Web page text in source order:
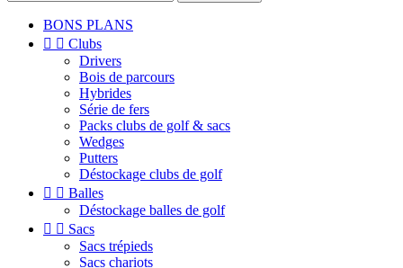
BONS PLANS
  Clubs
Drivers
Bois de parcours
Hybrides
Série de fers
Packs clubs de golf & sacs
Wedges
Putters
Déstockage clubs de golf
  Balles
Déstockage balles de golf
  Sacs
Sacs trépieds
Sacs chariots